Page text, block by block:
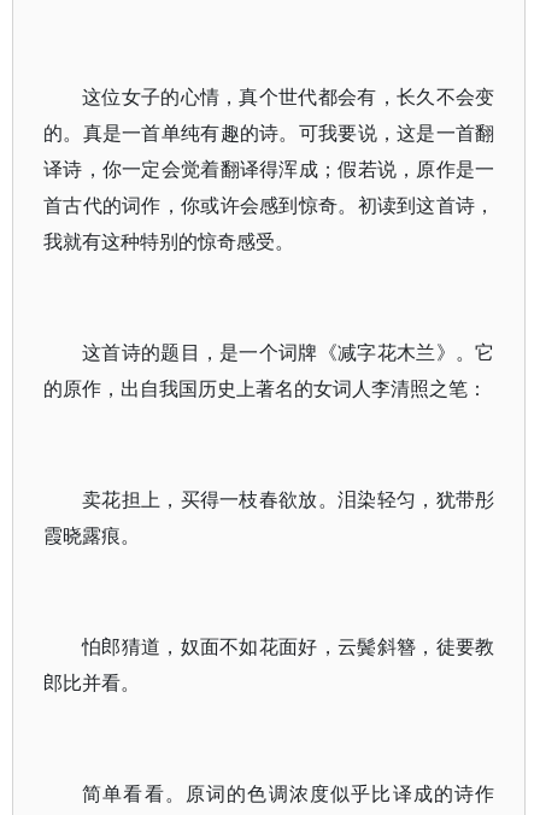
这位女子的心情，真个世代都会有，长久不会变
的。真是一首单纯有趣的诗。可我要说，这是一首翻
译诗，你一定会觉着翻译得浑成；假若说，原作是一
首古代的词作，你或许会感到惊奇。初读到这首诗，
我就有这种特别的惊奇感受。
这首诗的题目，是一个词牌《减字花木兰》。它
的原作，出自我国历史上著名的女词人李清照之笔：
卖花担上，买得一枝春欲放。泪染轻匀，犹带彤
霞晓露痕。
怕郎猜道，奴面不如花面好，云鬓斜簪，徒要教
郎比并看。
简单看看。原词的色调浓度似乎比译成的诗作